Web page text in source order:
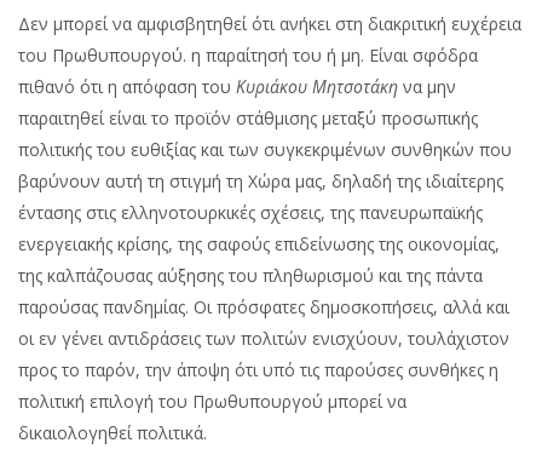
Δεν μπορεί να αμφισβητηθεί ότι ανήκει στη διακριτική ευχέρεια
του Πρωθυπουργού. η παραίτησή του ή μη. Είναι σφόδρα
πιθανό ότι η απόφαση του Κυριάκου Μητσοτάκη να μην
παραιτηθεί είναι το προϊόν στάθμισης μεταξύ προσωπικής
πολιτικής του ευθιξίας και των συγκεκριμένων συνθηκών που
βαρύνουν αυτή τη στιγμή τη Χώρα μας, δηλαδή της ιδιαίτερης
έντασης στις ελληνοτουρκικές σχέσεις, της πανευρωπαϊκής
ενεργειακής κρίσης, της σαφούς επιδείνωσης της οικονομίας,
της καλπάζουσας αύξησης του πληθωρισμού και της πάντα
παρούσας πανδημίας. Οι πρόσφατες δημοσκοπήσεις, αλλά και
οι εν γένει αντιδράσεις των πολιτών ενισχύουν, τουλάχιστον
προς το παρόν, την άποψη ότι υπό τις παρούσες συνθήκες η
πολιτική επιλογή του Πρωθυπουργού μπορεί να
δικαιολογηθεί πολιτικά.